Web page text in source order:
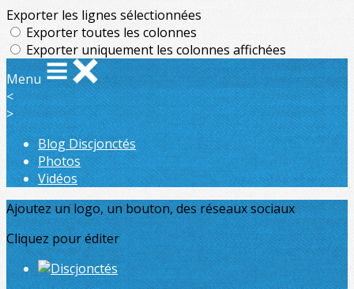
Exporter les lignes sélectionnées
Exporter toutes les colonnes
Exporter uniquement les colonnes affichées
Menu
<
>
Blog Discjonctés
Photos
Vidéos
Ajoutez un logo, un bouton, des réseaux sociaux
Cliquez pour éditer